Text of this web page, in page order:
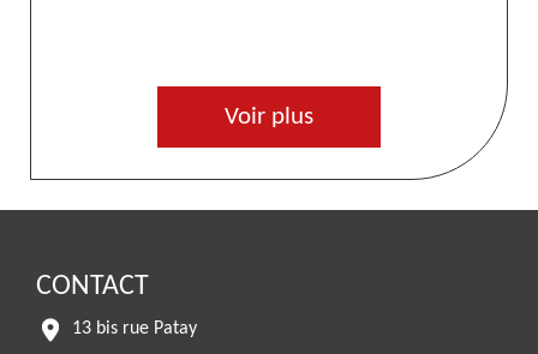
Voir plus
CONTACT
13 bis rue Patay